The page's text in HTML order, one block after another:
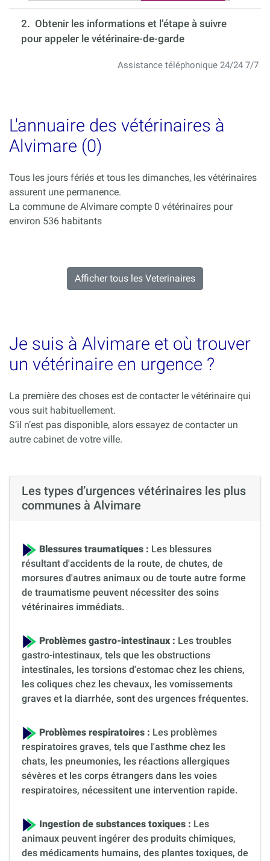
2. Obtenir les informations et l’étape à suivre
pour appeler le vétérinaire-de-garde
Assistance téléphonique 24/24 7/7
L'annuaire des vétérinaires à
Alvimare (0)
Tous les jours fériés et tous les dimanches, les vétérinaires
assurent une permanence.
La commune de Alvimare compte 0 vétérinaires pour
environ 536 habitants
Afficher tous les Veterinaires
Je suis à Alvimare et où trouver
un vétérinaire en urgence ?
La première des choses est de contacter le vétérinaire qui
vous suit habituellement.
S’il n’est pas disponible, alors essayez de contacter un
autre cabinet de votre ville.
Les types d’urgences vétérinaires les plus
communes à Alvimare
Blessures traumatiques : Les blessures
résultant d'accidents de la route, de chutes, de
morsures d'autres animaux ou de toute autre forme
de traumatisme peuvent nécessiter des soins
vétérinaires immédiats.
Problèmes gastro-intestinaux : Les troubles
gastro-intestinaux, tels que les obstructions
intestinales, les torsions d'estomac chez les chiens,
les coliques chez les chevaux, les vomissements
graves et la diarrhée, sont des urgences fréquentes.
Problèmes respiratoires : Les problèmes
respiratoires graves, tels que l'asthme chez les
chats, les pneumonies, les réactions allergiques
sévères et les corps étrangers dans les voies
respiratoires, nécessitent une intervention rapide.
Ingestion de substances toxiques : Les
animaux peuvent ingérer des produits chimiques,
des médicaments humains, des plantes toxiques, de